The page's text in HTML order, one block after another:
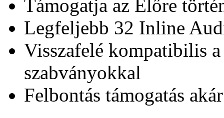
Támogatja az Előre
Legfeljebb 32 Inline
Visszafelé kompatibilis
szabványokkal
Felbontás támogatás